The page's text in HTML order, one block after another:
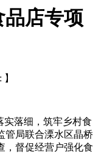
店专项
】
落细，筑牢乡村食
管局联合溧水区晶桥
，督促经营户强化食